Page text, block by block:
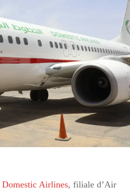
Domestic Airlines, filiale d’Air